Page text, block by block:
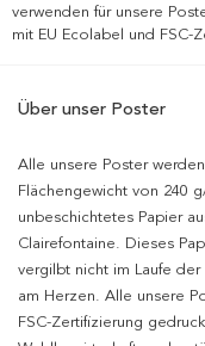
verwenden für unsere
mit EU Ecolabel und FSC-
Über unser Poster
Alle unsere Poster
Flächengewicht von 240
unbeschichtetes Papier
Clairefontaine. Dieses
vergilbt nicht im Laufe
am Herzen. Alle unsere
FSC-Zertifizierung